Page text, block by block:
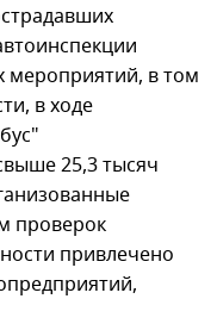
мероприятий, в том
в ходе
25,3 тысяч
проверок
привлечено